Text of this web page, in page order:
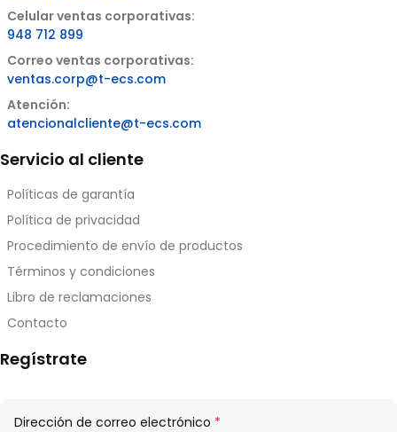
Celular ventas corporativas:
948 712 899
Correo ventas corporativas:
ventas.corp@t-ecs.com
Atención:
atencionalcliente@t-ecs.com
Servicio al cliente
Políticas de garantía
Política de privacidad
Procedimiento de envío de productos
Términos y condiciones
Libro de reclamaciones
Contacto
Regístrate
Dirección de correo electrónico *